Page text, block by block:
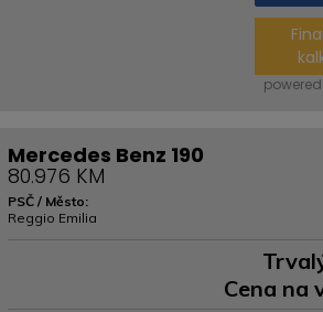
Mercedes Benz 190
80.976 KM
PSČ / Město:
Reggio Emilia
Cena na